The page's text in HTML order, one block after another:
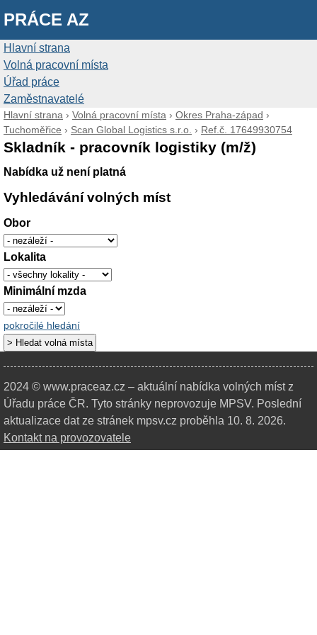
PRÁCE AZ
Hlavní strana
Volná pracovní místa
Úřad práce
Zaměstnavatelé
Hlavní strana › Volná pracovní místa › Okres Praha-západ ›
Tuchoměřice › Scan Global Logistics s.r.o. › Ref.č. 17649930754
Skladník - pracovník logistiky (m/ž)
Nabídka už není platná
Vyhledávání volných míst
Obor
Lokalita
Minimální mzda
pokročilé hledání
2024 © www.praceaz.cz – aktuální nabídka volných míst z
Úřadu práce ČR. Tyto stránky neprovozuje MPSV. Poslední
aktualizace dat ze stránek mpsv.cz proběhla 10. 8. 2026.
Kontakt na provozovatele